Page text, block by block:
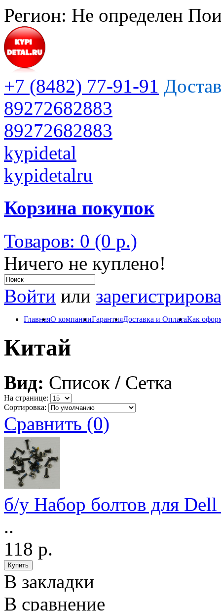
Регион: Не определен
+7 (8482) 77-91-91
89272682883
89272682883
kypidetal
kypidetalru
Корзина покупок
Товаров: 0 (0 р.)
Ничего не куплено!
Войти или
ГлавнаяО компанииГарантияДоставка и ОплатаКак
Китай
Вид: Список / Сетка
На странице:
Сортировка:
Сравнить (0)
б/у Набор болтов для
..
118 р.
В закладки
В сравнение